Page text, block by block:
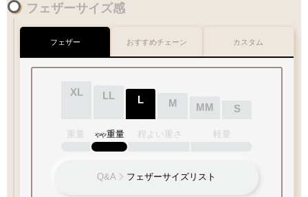
フェザーサイズ感
フェザー
XL LL L M MM S
重量 やや重量 程よい重さ 軽量
Q&A フェザーサイズリスト
おすすめチェーン カスタム